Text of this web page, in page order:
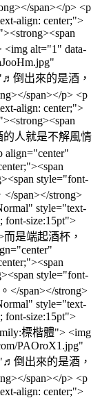
span></p> <p
align: center;">
alt="1" data-
倒出來的是酒，
span></p> <p
align: center;">
的人就是不解風情
align="center"
style="font-
span></strong>
style="text-
font-size:15pt">
而是端起酒杯，
style="font-
</span></strong>
style="text-
font-size:15pt">
標楷體"> <img
PAOroX1.jpg"
倒出來的是酒，
span></p> <p
align: center;">